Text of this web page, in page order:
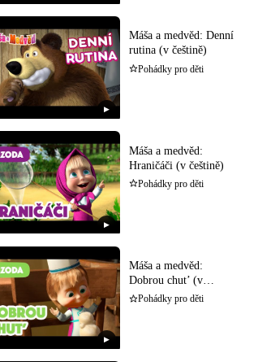
▶
Máša a medvěd: Denní
rutina (v češtině)
Pohádky pro děti
▶
Máša a medvěd:
Hraničáči (v češtině)
Pohádky pro děti
▶
Máša a medvěd:
Dobrou chut’ (v
češtině)
Pohádky pro děti